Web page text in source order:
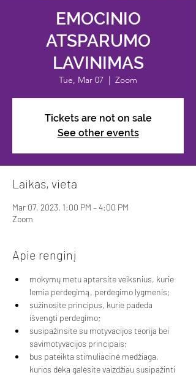
EMOCINIO
ATSPARUMO
LAVINIMAS
Tue, Mar 07
  |
Zoom
Tickets are not on sale
See other events
Laikas, vieta
Mar 07, 2023, 1:00 PM – 4:00 PM
Zoom
Apie renginį
mokymų metu aptarsite veiksnius, kurie
lemia perdegimą, perdegimo lygmenis;
sužinosite principus, kurie padeda
išvengti perdegimo;
susipažinsite su motyvacijos teorija bei
savimotyvacijos principais;
bus pateikta stimuliacinė medžiaga,
kurios dėka galėsite vaizdžiau susipažinti